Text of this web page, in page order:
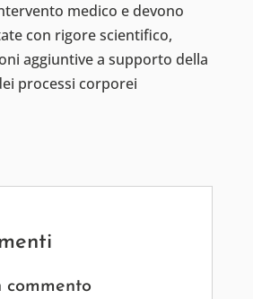
medico e devono
con rigore scientifico,
aggiuntive a supporto della
processi corporei
commento